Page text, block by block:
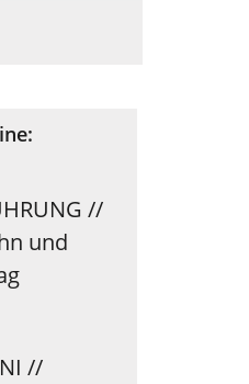
//
und
//